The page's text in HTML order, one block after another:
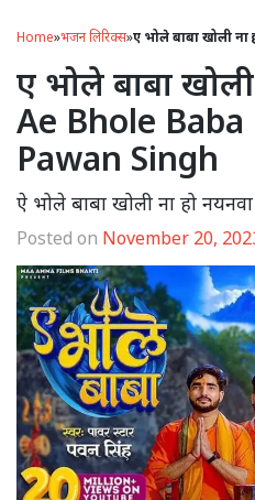
Home»भजन लिरिक्स»ए भोले बाबा खोली
ए भोले बाबा
Ae Bhole Baba
Pawan Singh
ऐ भोले बाबा खोली ना हो
Posted on November 20,